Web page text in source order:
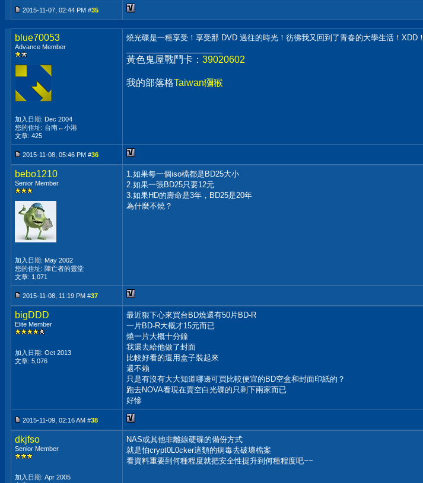
2015-11-07, 02:44 PM #35
blue70053
Advance Member
加入日期: Dec 2004
您的住址: 台南↔小港
文章: 425
燒光碟是一種享受！享受那 DVD 過往的時光！彷彿我又回到了青春的大學生活！XDD！
黃色鬼屋戰鬥卡： 39020602
我的部落格Taiwan獼猴
2015-11-08, 05:46 PM #36
bebo1210
Senior Member
加入日期: May 2002
您的住址: 陣亡者的靈堂
文章: 1,071
1.如果每一個iso檔都是BD25大小
2.如果一張BD25只要12元
3.如果HD的壽命是3年，BD25是20年
為什麼不燒？
2015-11-08, 11:19 PM #37
bigDDD
Elite Member
加入日期: Oct 2013
文章: 5,076
最近狠下心來買台BD燒還有50片BD-R
一片BD-R大概才15元而已
燒一片大概十分鐘
我還去給他做了封面
比較好看的還用盒子裝起來
還不賴
只是有沒有大大知道哪邊可買比較便宜的BD空盒和封面印紙的？
跑去NOVA看現在賣空白光碟的只剩下兩家而已
好慘
2015-11-09, 02:16 AM #38
dkjfso
Senior Member
加入日期: Apr 2005
NAS或其他非離線硬碟的備份方式
就是怕crypt0L0cker這類的病毒去破壞檔案
看資料重要到何種程度就把安全性提升到何種程度吧~~